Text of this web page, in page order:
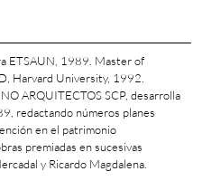
ETSAUN, 1989. Master of
Harvard University, 1992.
ARQUITECTOS SCP, desarrolla
redactando números planes
en el patrimonio
premiadas en sucesivas
y Ricardo Magdalena.